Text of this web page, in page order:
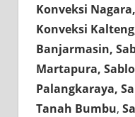
Konveksi
Konveksi
Banjarmasin,
Martapura,
Palangkaraya,
Tanah Bumbu,